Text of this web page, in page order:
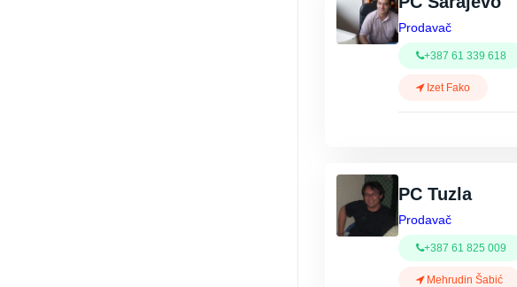
Prodavač
+387 61 339 618
Izet Fako
PC Tuzla
Prodavač
+387 61 825 009
Mehrudin Šabić